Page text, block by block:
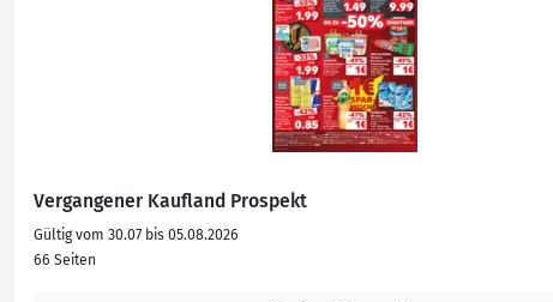
Vergangener Kaufland Prospekt
Gültig vom 30.07 bis 05.08.2026
66 Seiten